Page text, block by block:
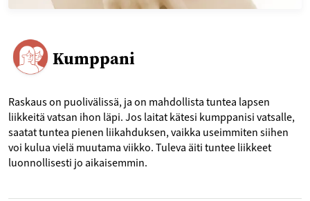
Kumppani
Raskaus on puolivälissä, ja on mahdollista tuntea lapsen
liikkeitä vatsan ihon läpi. Jos laitat kätesi kumppanisi vatsalle,
saatat tuntea pienen liikahduksen, vaikka useimmiten siihen
voi kulua vielä muutama viikko. Tuleva äiti tuntee liikkeet
luonnollisesti jo aikaisemmin.